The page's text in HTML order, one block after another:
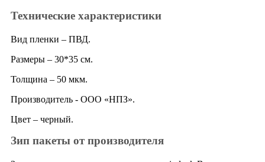
Технические характеристики
Вид пленки – ПВД.
Размеры – 30*35 см.
Толщина – 50 мкм.
Производитель - ООО «НПЗ».
Цвет – черный.
Зип пакеты от производителя